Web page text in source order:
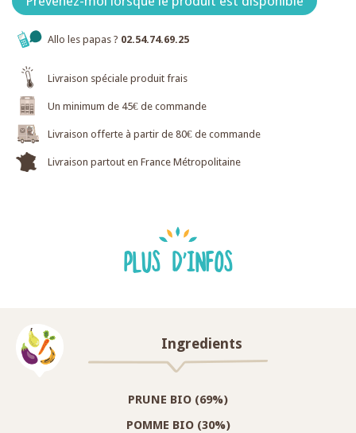
Allo les papas ? 02.54.74.69.25
Livraison spéciale produit frais
Un minimum de 45€ de commande
Livraison offerte à partir de 80€ de commande
Livraison partout en France Métropolitaine
PLUS D'INFOS
Ingredients
PRUNE BIO (69%)
POMME BIO (30%)